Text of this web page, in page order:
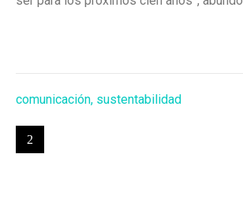
comunicación, sustentabilidad